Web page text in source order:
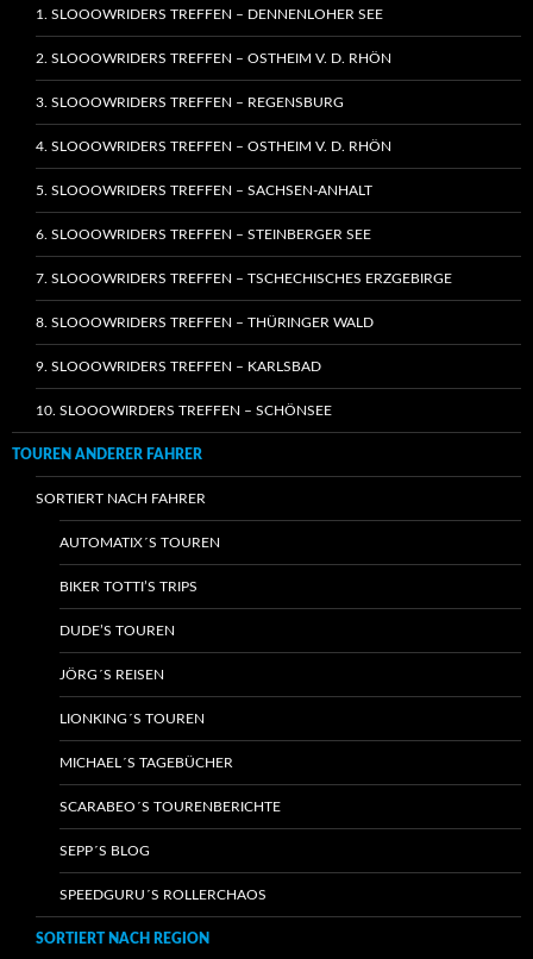
1. SLOOOWRIDERS TREFFEN – DENNENLOHER SEE
2. SLOOOWRIDERS TREFFEN – OSTHEIM V. D. RHÖN
3. SLOOOWRIDERS TREFFEN – REGENSBURG
4. SLOOOWRIDERS TREFFEN – OSTHEIM V. D. RHÖN
5. SLOOOWRIDERS TREFFEN – SACHSEN-ANHALT
6. SLOOOWRIDERS TREFFEN – STEINBERGER SEE
7. SLOOOWRIDERS TREFFEN – TSCHECHISCHES ERZGEBIRGE
8. SLOOOWRIDERS TREFFEN – THÜRINGER WALD
9. SLOOOWRIDERS TREFFEN – KARLSBAD
10. SLOOOWIRDERS TREFFEN – SCHÖNSEE
TOUREN ANDERER FAHRER
SORTIERT NACH FAHRER
AUTOMATIX´S TOUREN
BIKER TOTTI’S TRIPS
DUDE’S TOUREN
JÖRG´S REISEN
LIONKING´S TOUREN
MICHAEL´S TAGEBÜCHER
SCARABEO´S TOURENBERICHTE
SEPP´S BLOG
SPEEDGURU´S ROLLERCHAOS
SORTIERT NACH REGION